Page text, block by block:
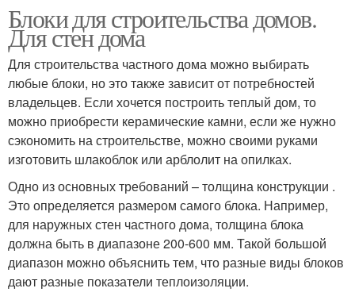
Блоки для строительства домов.
Для стен дома
Для строительства частного дома можно выбирать
любые блоки, но это также зависит от потребностей
владельцев. Если хочется построить теплый дом, то
можно приобрести керамические камни, если же нужно
сэкономить на строительстве, можно своими руками
изготовить шлакоблок или арблолит на опилках.
Одно из основных требований – толщина конструкции .
Это определяется размером самого блока. Например,
для наружных стен частного дома, толщина блока
должна быть в диапазоне 200-600 мм. Такой большой
диапазон можно объяснить тем, что разные виды блоков
дают разные показатели теплоизоляции.